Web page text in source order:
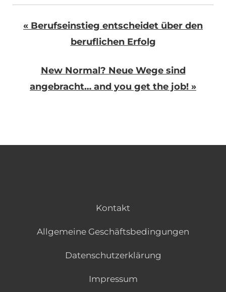
« Berufseinstieg entscheidet über den
beruflichen Erfolg
New Normal? Neue Wege sind
angebracht… and you get the job! »
Kontakt
Allgemeine Geschäftsbedingungen
Datenschutzerklärung
Impressum